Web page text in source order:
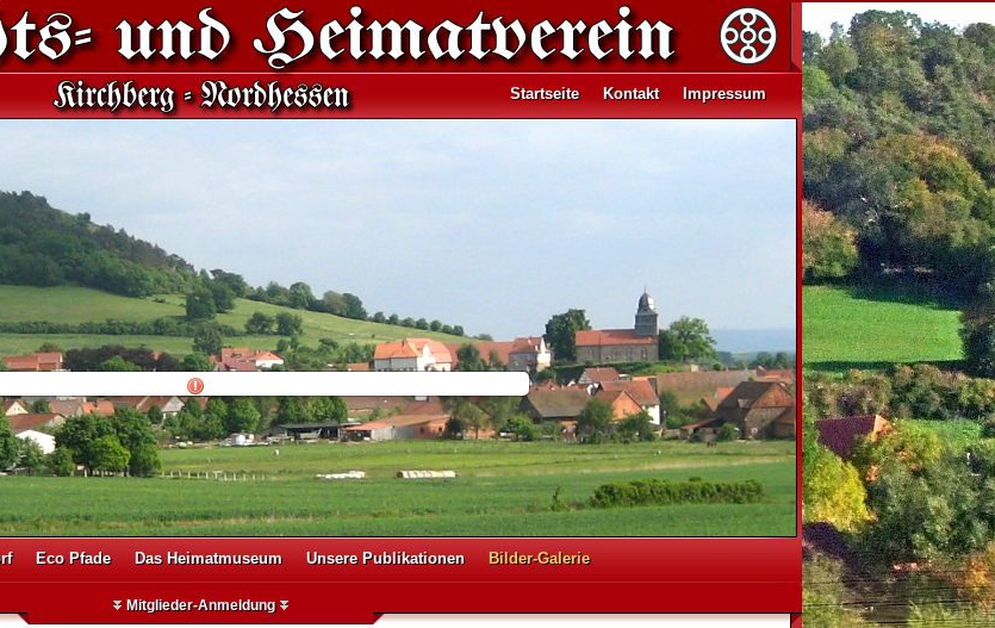
Impressum
Kontakt
Startseite
Eco Pfade Das Heimatmuseum Unsere Publikationen Bilder-Galerie
Mitglieder-Anmeldung